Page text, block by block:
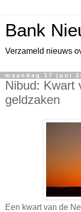
Bank
Verzameld nieuws
maandag 17 juni
Nibud: Kwart
geldzaken
Een kwart van de